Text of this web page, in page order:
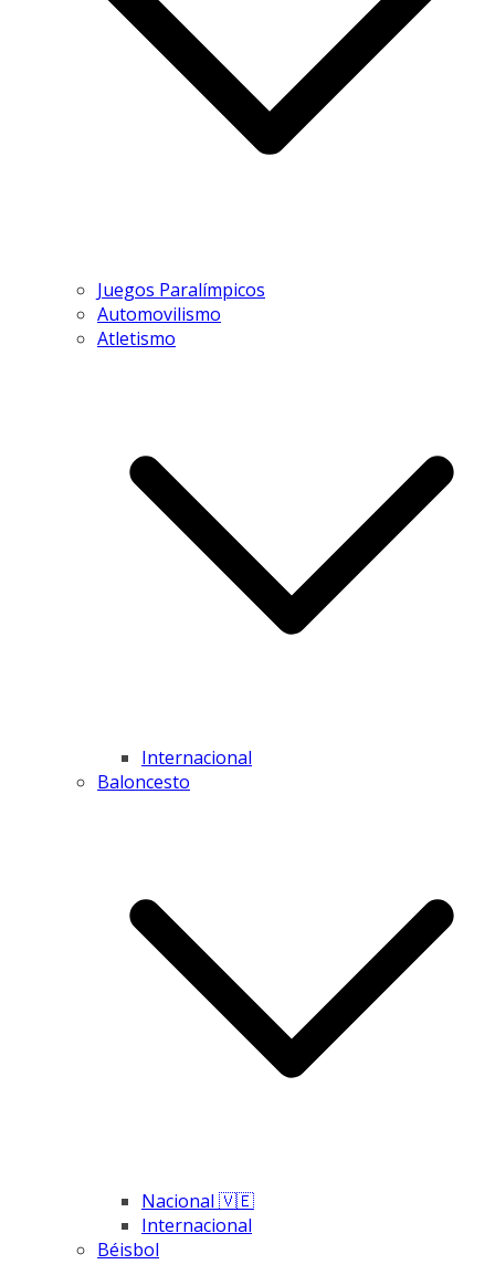
Juegos Paralímpicos
Automovilismo
Atletismo
Internacional
Baloncesto
Nacional 🇻🇪
Internacional
Béisbol